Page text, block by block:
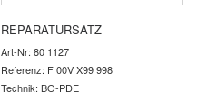
REPARATURSATZ
Art-Nr: 80 1127
Referenz: F 00V X99 998
Technik: BO-PDE